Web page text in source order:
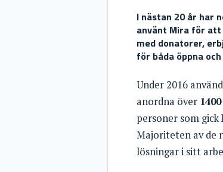
I nästan 20 år har
använt Mira för att
med donatorer,
för båda öppna
Under 2016
anordna över 1400
personer som
Majoriteten av de
lösningar i sitt